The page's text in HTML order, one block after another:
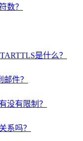
数？
是什么？
件？
没有限制？
系吗？